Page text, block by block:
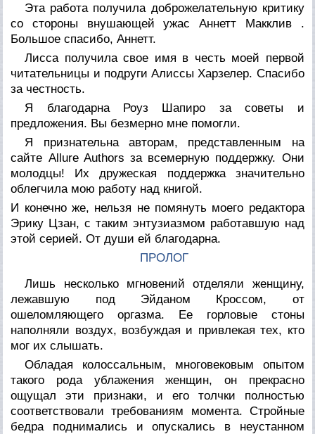
Эта работа получила доброжелательную критику
со стороны внушающей ужас Аннетт Макклив .
Большое спасибо, Аннетт.
Лисса получила свое имя в честь моей первой
читательницы и подруги Алиссы Харзелер. Спасибо
за честность.
Я благодарна Роуз Шапиро за советы и
предложения. Вы безмерно мне помогли.
Я признательна авторам, представленным на
сайте Allure Authors за всемерную поддержку. Они
молодцы! Их дружеская поддержка значительно
облегчила мою работу над книгой.
И конечно же, нельзя не помянуть моего редактора
Эрику Цзан, с таким энтузиазмом работавшую над
этой серией. От души ей благодарна.
ПРОЛОГ
Лишь несколько мгновений отделяли женщину,
лежавшую под Эйданом Кроссом, от
ошеломляющего оргазма. Ее горловые стоны
наполняли воздух, возбуждая и привлекая тех, кто
мог их слышать.
Обладая колоссальным, многовековым опытом
такого рода ублажения женщин, он прекрасно
ощущал эти признаки, и его толчки полностью
соответствовали требованиям момента. Стройные
бедра поднимались и опускались в неустанном